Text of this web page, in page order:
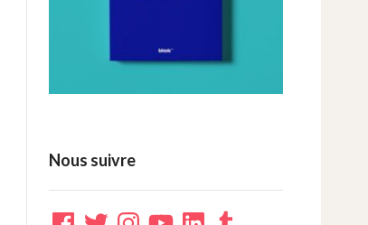
Nous suivre
Facebook
TwitterInstagramYouTubeLinkedInTumblr